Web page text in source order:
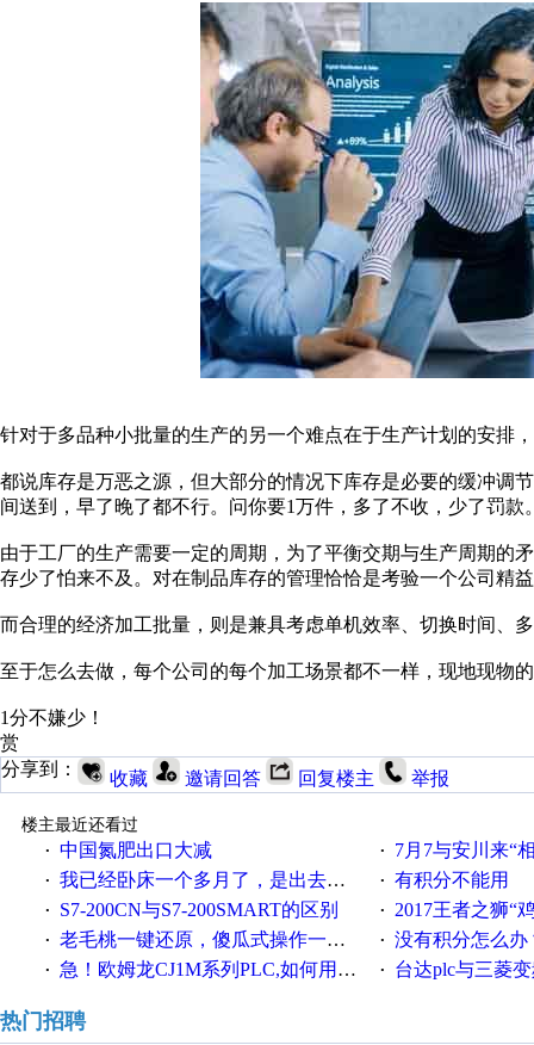
针对于多品种小批量的生产的另一个难点在于生产计划的安排
都说库存是万恶之源，但大部分的情况下库存是必要的缓冲调
间送到，早了晚了都不行。问你要1万件，多了不收，少了罚
由于工厂的生产需要一定的周期，为了平衡交期与生产周期的
存少了怕来不及。对在制品库存的管理恰恰是考验一个公司精
而合理的经济加工批量，则是兼具考虑单机效率、切换时间、
至于怎么去做，每个公司的每个加工场景都不一样，现地现物
1分不嫌少！
赏
分享到：
收藏 邀请回答 回复楼主 举报
楼主最近还看过
· 中国氮肥出口大减 · 7月7与安川来“
· 我已经卧床一个多月了，是出去安装机械手在高速遭遇车祸所致:大家工作都要特别注意啊 · 有积分不能用
· S7-200CN与S7-200SMART的区别 · 2017王者之狮“鸡”情签到
· 老毛桃一键还原，傻瓜式操作一键轻松备份还原；程序为向导式安装，一键即可实现自动备份或还原系统。 · 没有积分怎么办
· 急！欧姆龙CJ1M系列PLC,如何用时间控制变频器。要求时间在组态王中可以自由输入！拜托各位大神了！ · 台达plc与三菱
热门招聘